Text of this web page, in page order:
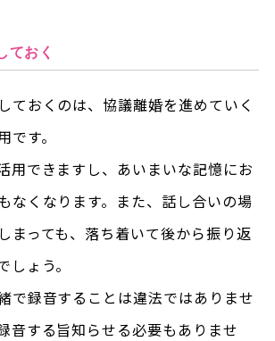
ておく
ておくのは、協議離婚を進めていく
です。
用できますし、あいまいな記憶にお
なくなります。また、話し合いの場
まっても、落ち着いて後から振り返
ょう。
で録音することは違法ではありませ
音する旨知らせる必要もありませ